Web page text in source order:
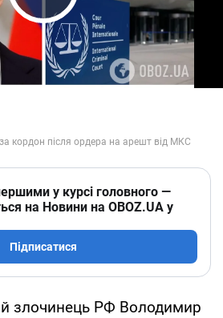
Play Video
у курсі головного —
на Новини на OBOZ.UA у
Підписатися
злочинець РФ Володимир